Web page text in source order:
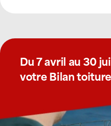
Du 7 avril au 30
votre Bilan